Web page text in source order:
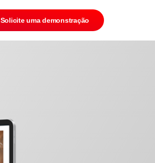
Solicite uma demonstração